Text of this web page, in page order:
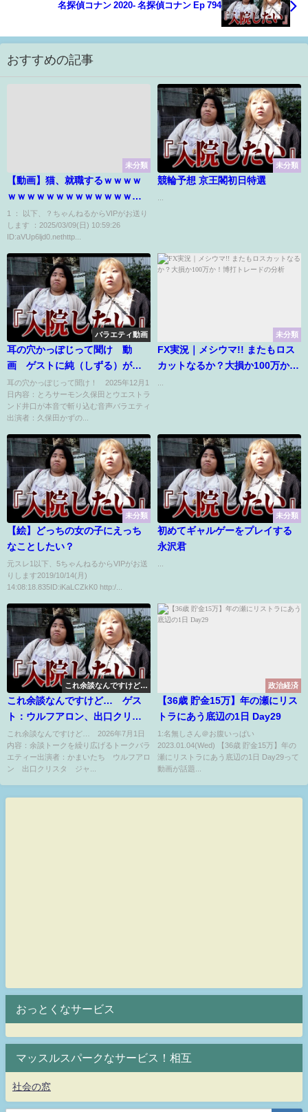
名探偵コナン 2020- 名探偵コナン Ep 794
おすすめの記事
未分類
【動画】猫、就職するｗｗｗｗ
ｗｗｗｗｗｗｗｗｗｗｗｗｗｗ
ｗｗｗｗｗｗｗｗｗｗｗｗｗｗ
ｗｗ
1 ： 以下、？ちゃんねるからVIPがお送り
します ：2025/03/09(日) 10:59:26
ID:aVUp6ljd0.nethttp...
未分類
競輪予想 京王閣初日特選
バラエティ動画
耳の穴かっぽじって聞け 動
画 ゲストに純（しずる）が登
場 12月1日
耳の穴かっぽじって聞け！ 2025年12月1
日内容：とろサーモン久保田とウエストラ
ンド井口が本音で斬り込む音声バラエティ
出演者：久保田かずの...
未分類
FX実況｜メシウマ!! またもロス
カットなるか？大損か100万か！
未分類
【絵】どっちの女の子にえっち
なことしたい？
元スレ1以下、5ちゃんねるからVIPがお送
りします2019/10/14(月)
14:08:18.835ID:iKaLCZkK0 http:/...
未分類
初めてギャルゲーをプレイする
永沢君
これ余談なんですけど…
これ余談なんですけど… ゲス
ト：ウルフアロン、出口クリス
タ、ジャンポケ太田、みなみか
わ 7月1日
これ余談なんですけど… 2026年7月1日
内容：余談トークを繰り広げるトークバラ
エティー出演者：かまいたち ウルフアロ
ン 出口クリスタ ジャ...
政治経済
【36歳 貯金15万】年の瀬にリス
トラにあう底辺の1日 Day29
1:名無しさん＠お腹いっぱい
2023.01.04(Wed) 【36歳 貯金15万】年の
瀬にリストラにあう底辺の1日 Day29って
動画が話題...
おっとくなサービス
マッスルスパークなサービス！相互
社会の窓